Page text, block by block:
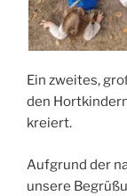
Ein zweites,
den
kreiert.
Aufgrund der
unsere